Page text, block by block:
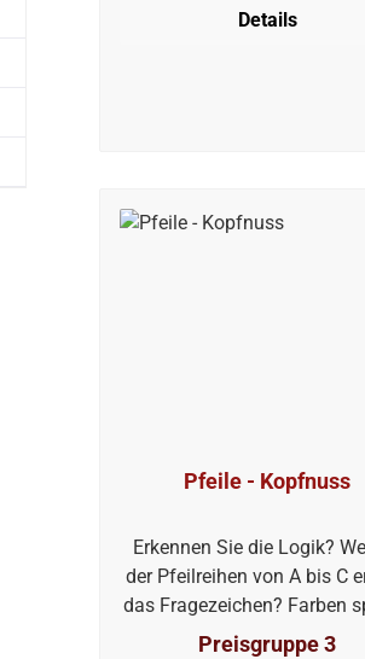
Details
Pfeile - Kopfnuss
Erkennen Sie die Logik?
der Pfeilreihen von A bis C
das Fragezeichen? Farben
keine Rolle.
Preisgruppe 3